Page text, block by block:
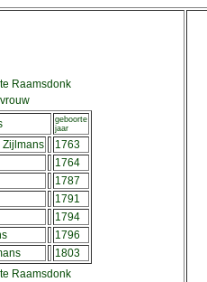
te Raamsdonk
vrouw
geboorte
jaar
Zijlmans
1763
1764
1787
1791
1794
1796
1803
te Raamsdonk